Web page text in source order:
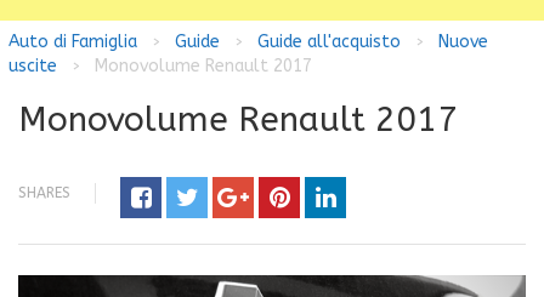
Auto di Famiglia > Guide > Guide all'acquisto >
Nuove
uscite
> Monovolume Renault 2017
Monovolume Renault 2017
SHARES